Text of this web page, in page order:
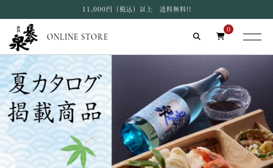
11,000円（税込）以上 送料無料!!
ONLINE STORE
0